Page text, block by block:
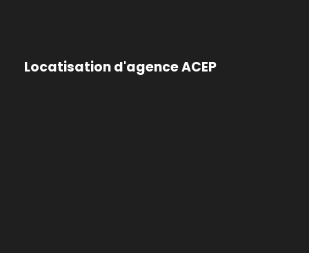
Locatisation d'agence ACEP